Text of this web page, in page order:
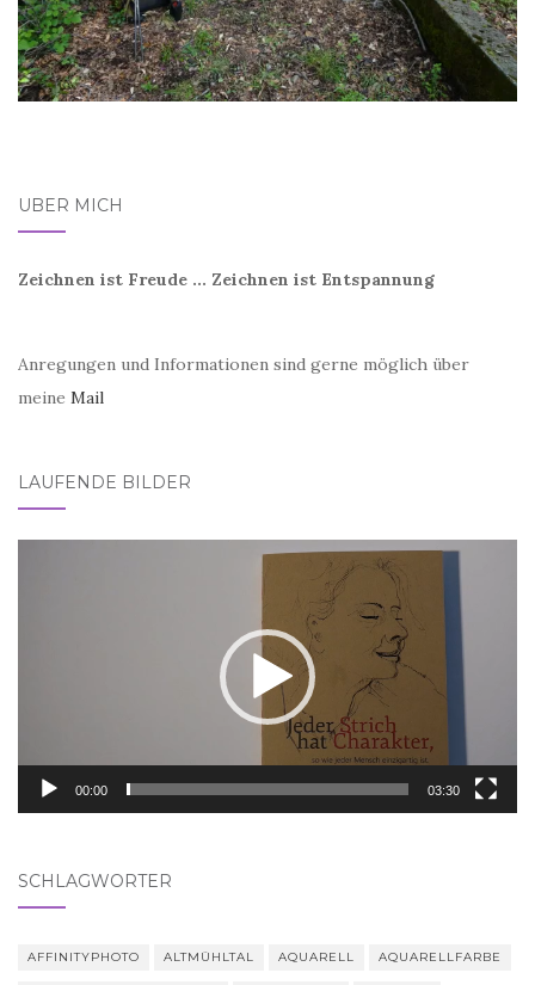
ÜBER MICH
Zeichnen ist Freude ... Zeichnen ist Entspannung
Anregungen und Informationen sind gerne möglich über
meine Mail
LAUFENDE BILDER
00:00 03:30
SCHLAGWÖRTER
AFFINITYPHOTO ALTMÜHLTAL AQUARELL AQUARELLFARBE